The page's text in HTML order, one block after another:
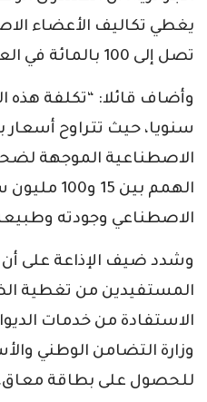
يغطي تكاليف الأعضاء
تصل إلى 100 بالمائة في العديد من الحالات.
وأضاف قائلا: “تكلفة هذه
سنويا، حيث تتراوح
الاصطناعية الموجهة
الهمم بين
الاصطناعي وجودته
وشدد ضيف الإذاعة على
المستفيدين من تغطية
الاستفادة من خدمات
وزارة التضامن الوطني
للحصول على بطاقة